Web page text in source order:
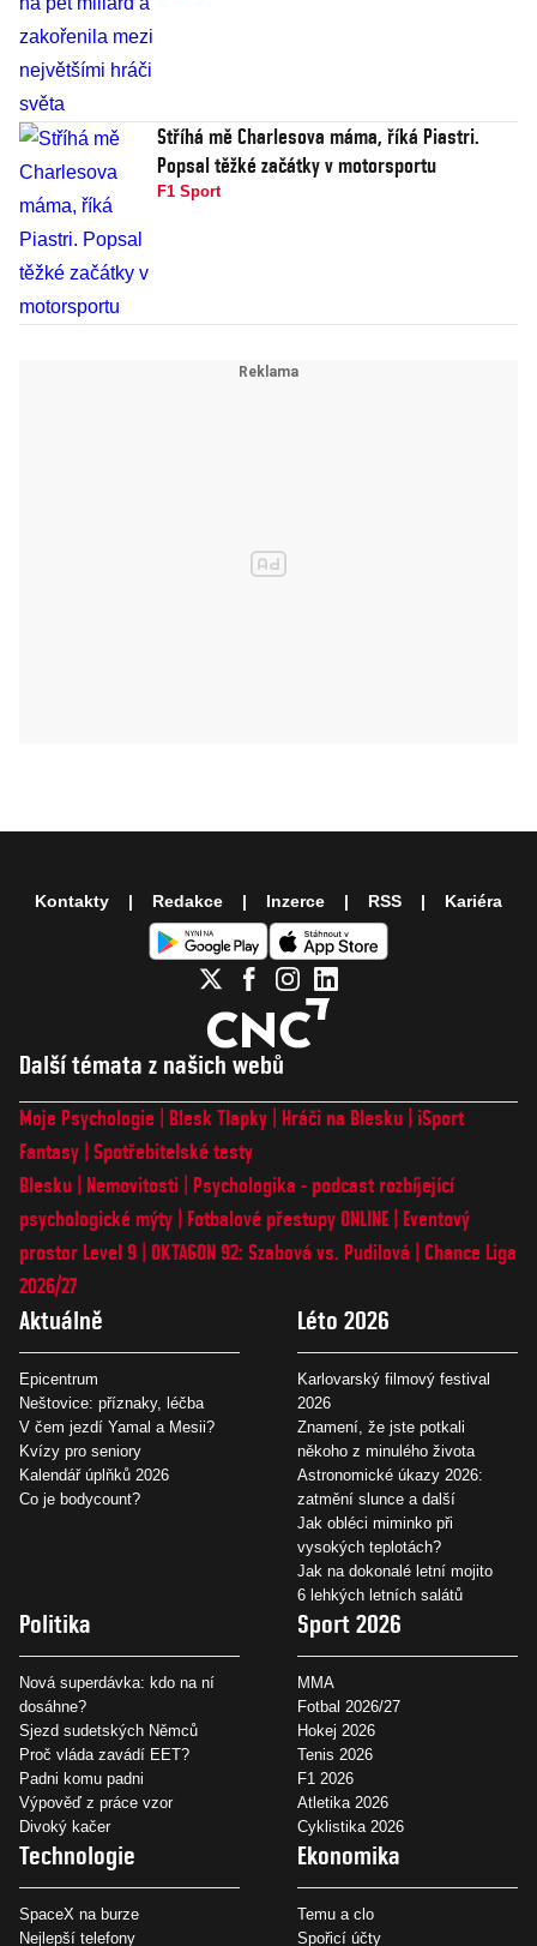
Stříhá mě Charlesova máma, říká Piastri.
Popsal těžké začátky v motorsportu
F1 Sport
Další témata z našich webů
Moje Psychologie Blesk Tlapky Hráči na Blesku
iSport
Fantasy Spotřebitelské testy
Blesku
Nemovitosti
Psychologika - podcast rozbíjející
psychologické mýty
Fotbalové přestupy ONLINE
Eventový
prostor Level 9 OKTAGON 92: Szabová vs. Pudilová
Chance Liga
2026/27
Aktuálně
Epicentrum
Neštovice: příznaky, léčba
V čem jezdí Yamal a Mesii?
Kvízy pro seniory
Kalendář úplňků 2026
Co je bodycount?
Léto 2026
Karlovarský filmový festival
2026
Znamení, že jste potkali
někoho z minulého života
Astronomické úkazy 2026:
zatmění slunce a další
Jak obléci miminko při
vysokých teplotách?
Jak na dokonalé letní mojito
6 lehkých letních salátů
Politika
Nová superdávka: kdo na ní
dosáhne?
Sjezd sudetských Němců
Proč vláda zavádí EET?
Padni komu padni
Výpověď z práce vzor
Divoký kačer
Sport 2026
MMA
Fotbal 2026/27
Hokej 2026
Tenis 2026
F1 2026
Atletika 2026
Cyklistika 2026
Technologie
SpaceX na burze
Nejlepší telefony
Ekonomika
Temu a clo
Spořicí účty
Kontakty Redakce Inzerce RSS Kariéra